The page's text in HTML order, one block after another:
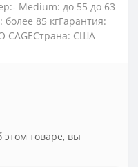
Medium: до 55 до 63
более 85 кгГарантия:
CAGEСтрана: США
товаре, вы